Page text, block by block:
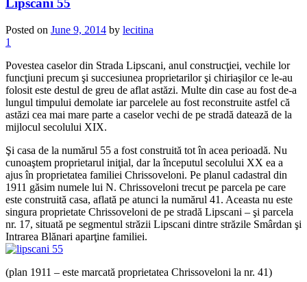
Lipscani 55
Posted on June 9, 2014 by lecitina
1
Povestea caselor din Strada Lipscani, anul construcţiei, vechile lor
funcţiuni precum şi succesiunea proprietarilor şi chiriaşilor ce le-au
folosit este destul de greu de aflat astăzi. Multe din case au fost de-a
lungul timpului demolate iar parcelele au fost reconstruite astfel că
astăzi cea mai mare parte a caselor vechi de pe stradă datează de la
mijlocul secolului XIX.
Şi casa de la numărul 55 a fost construită tot în acea perioadă. Nu
cunoaştem proprietarul iniţial, dar la începutul secolului XX ea a
ajus în proprietatea familiei Chrissoveloni. Pe planul cadastral din
1911 găsim numele lui N. Chrissoveloni trecut pe parcela pe care
este construită casa, aflată pe atunci la numărul 41. Aceasta nu este
singura proprietate Chrissoveloni de pe stradă Lipscani – şi parcela
nr. 17, situată pe segmentul străzii Lipscani dintre străzile Smârdan şi
Intrarea Blănari aparţine familiei.
(plan 1911 – este marcată proprietatea Chrissoveloni la nr. 41)